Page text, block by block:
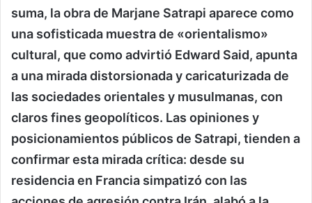
suma, la obra de Marjane Satrapi aparece como
una sofisticada muestra de «orientalismo»
cultural, que como advirtió Edward Said, apunta
a una mirada distorsionada y caricaturizada de
las sociedades orientales y musulmanas, con
claros fines geopolíticos. Las opiniones y
posicionamientos públicos de Satrapi, tienden a
confirmar esta mirada crítica: desde su
residencia en Francia simpatizó con las